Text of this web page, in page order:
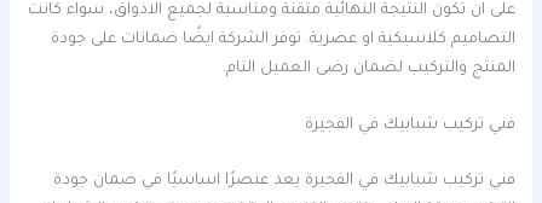
على ان تكون النتيجة النهائية متقنة ومناسبة لجميع الاذواق، سواء كانت
التصاميم كلاسيكية او عصرية. توفر الشركة ايضًا ضمانات على جودة
المنتج والتركيب لضمان رضى العميل التام.
فني تركيب شبابيك في الفجيرة
فني تركيب شبابيك في الفجيرة يعد عنصرًا اساسيًا في ضمان جودة